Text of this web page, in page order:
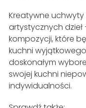
Kreatywne
artystycznych dzieł
kompozycji, które
kuchni
doskonałym
swojej kuchni
indywidualności.